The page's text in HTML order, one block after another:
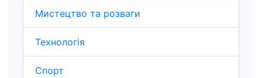
Мистецтво та розваги
Технологія
Спорт